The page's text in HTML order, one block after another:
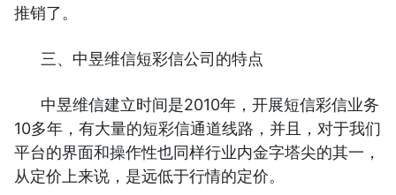
推销了。
三、中昱维信短彩信公司的特点
中昱维信建立时间是2010年，开展短信彩信业务
10多年，有大量的短彩信通道线路，并且，对于我们
平台的界面和操作性也同样行业内金字塔尖的其一，
从定价上来说，是远低于行情的定价。